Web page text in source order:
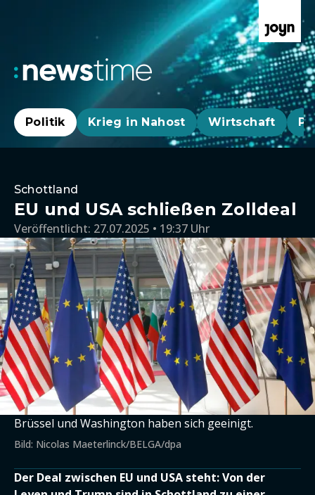
Politik Krieg in Nahost Wirtschaft
Schottland
EU und USA schließen Zolldeal
Veröffentlicht: 27.07.2025 • 19:37 Uhr
Brüssel und Washington haben sich geeinigt.
Bild: Nicolas Maeterlinck/BELGA/dpa
Der Deal zwischen EU und USA steht: Von der